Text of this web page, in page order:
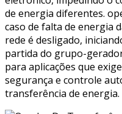
de energia diferentes.
caso de falta de energia
rede é desligado,
partida do grupo-
para aplicações que
segurança e controle
transferência de energia.